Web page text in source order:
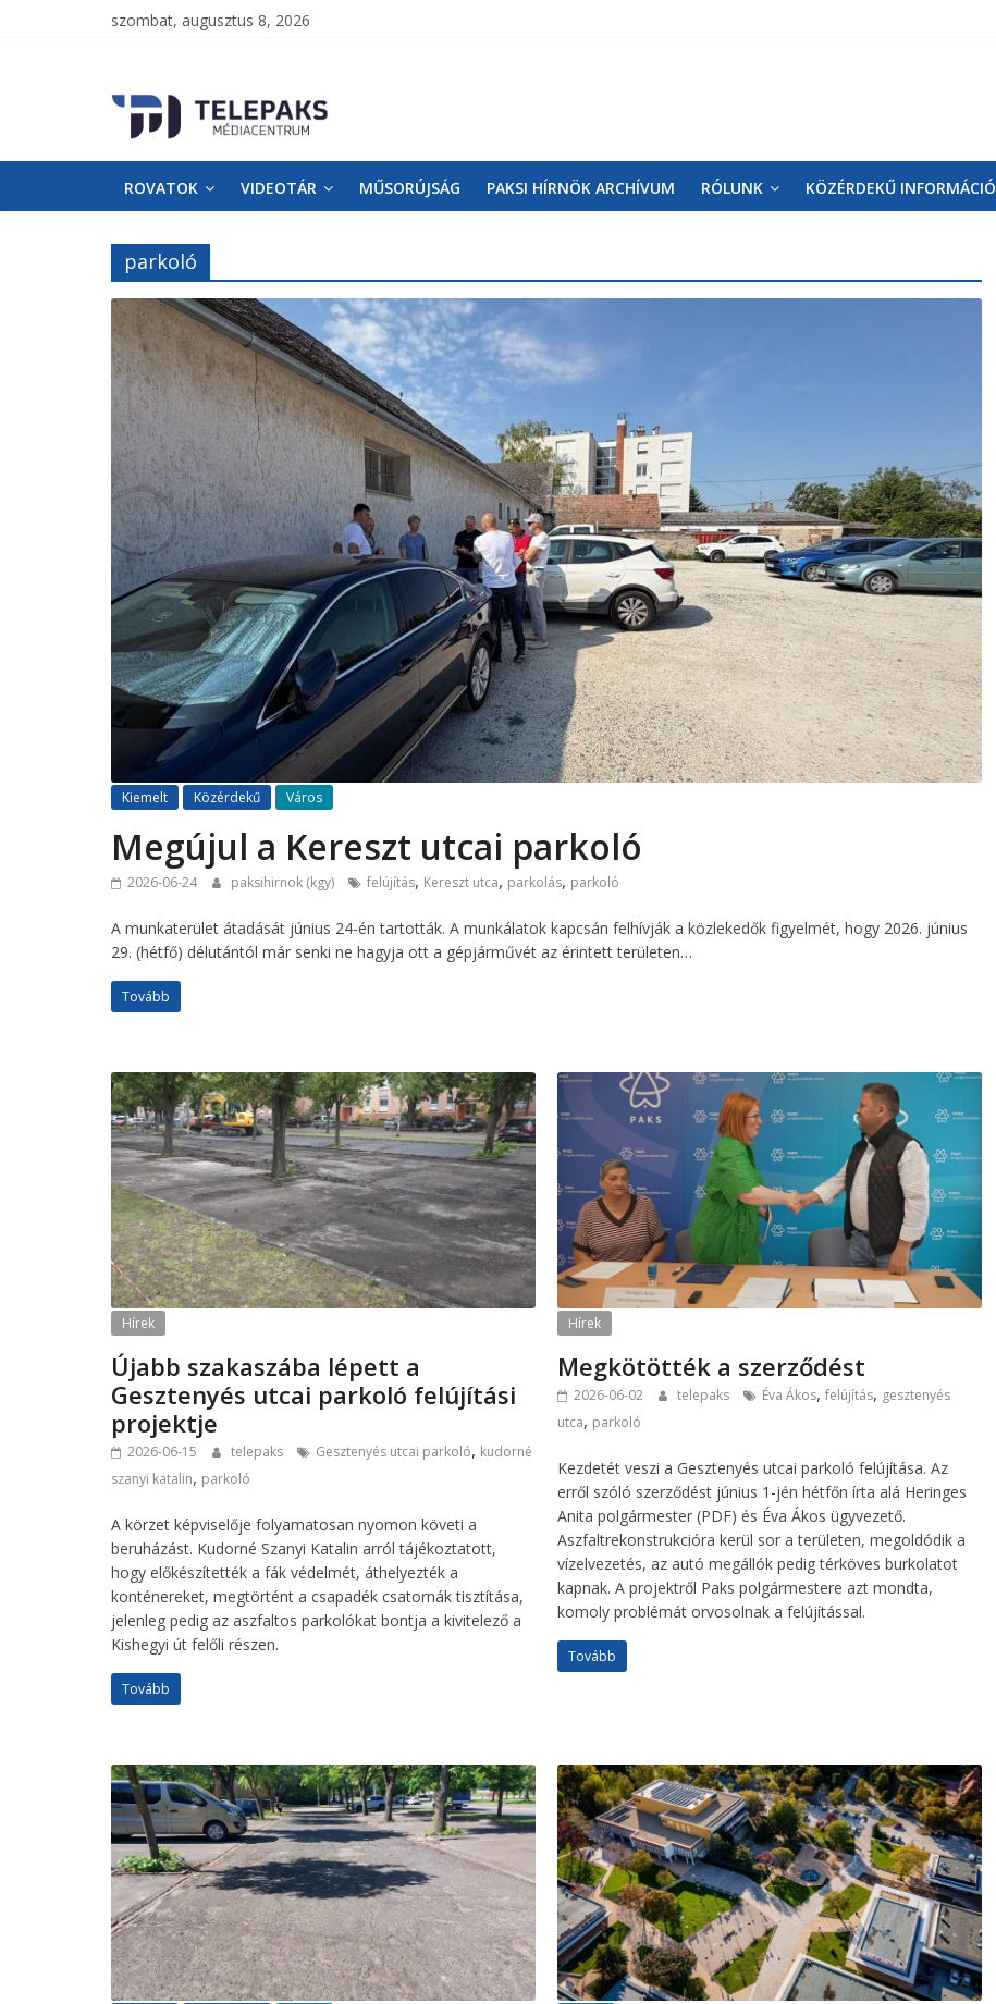
szombat, augusztus 8, 2026
TelePaks
Médiacentrum
TelePaks
Kistérségi
Televízió
honlapja
ROVATOK VIDEOTÁR MŰSORÚJSÁG PAKSI HÍRNÖK ARCHÍVUM RÓLUNK KÖZÉRDEKŰ INFORMÁCIÓ
parkoló
Kiemelt Közérdekű Város
Megújul a Kereszt utcai parkoló
2026-06-24 paksihirnok (kgy) felújítás, Kereszt utca, parkolás, parkoló
A munkaterület átadását június 24-én tartották. A munkálatok kapcsán felhívják a közlekedők figyelmét, hogy 2026. június
29. (hétfő) délutántól már senki ne hagyja ott a gépjárművét az érintett területen…
Tovább
Hírek
Újabb szakaszába lépett a
Gesztenyés utcai parkoló felújítási
projektje
2026-06-15 telepaks Gesztenyés utcai parkoló, kudorné
szanyi katalin, parkoló
A körzet képviselője folyamatosan nyomon követi a
beruházást. Kudorné Szanyi Katalin arról tájékoztatott,
hogy előkészítették a fák védelmét, áthelyezték a
konténereket, megtörtént a csapadék csatornák tisztítása,
jelenleg pedig az aszfaltos parkolókat bontja a kivitelező a
Kishegyi út felőli részen.
Tovább
Hírek
Megkötötték a szerződést
2026-06-02 telepaks Éva Ákos,felújítás, gesztenyés
utca, parkoló
Kezdetét veszi a Gesztenyés utcai parkoló felújítása. Az
erről szóló szerződést június 1-jén hétfőn írta alá Heringes
Anita polgármester (PDF) és Éva Ákos ügyvezető.
Aszfaltrekonstrukcióra kerül sor a területen, megoldódik a
vízelvezetés, az autó megállók pedig térköves burkolatot
kapnak. A projektről Paks polgármestere azt mondta,
komoly problémát orvosolnak a felújítással.
Tovább